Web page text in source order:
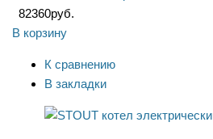
82360руб.
В корзину
К сравнению
В закладки